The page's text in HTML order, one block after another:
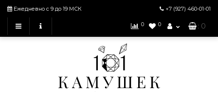
Ежедневно с 9 до 19 МСК +7 (927) 460-01-01
0 0 : 0